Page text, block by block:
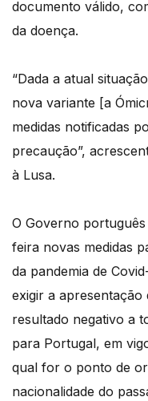
documento válido,
da doença.
“Dada a atual
nova variante [a
medidas notificadas
precaução”,
à Lusa.
O Governo
feira novas medidas
da pandemia de
exigir a apresentação
resultado negativo a
para Portugal, em
qual for o ponto de
nacionalidade do